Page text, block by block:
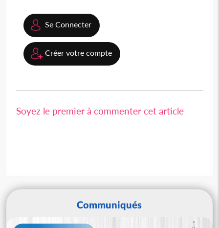
Se Connecter
Créer votre compte
Soyez le premier à commenter cet article
Communiqués